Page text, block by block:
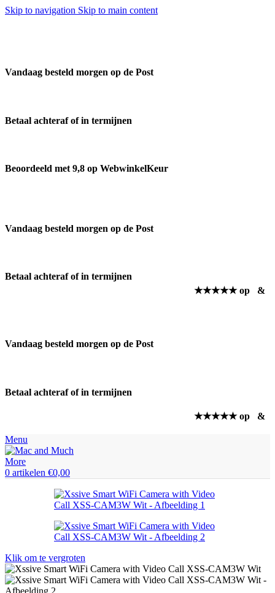
Skip to navigation Skip to main content
Vandaag besteld morgen op de Post
Betaal achteraf of in termijnen
Beoordeeld met 9,8 op WebwinkelKeur
Vandaag besteld morgen op de Post
Betaal achteraf of in termijnen
★★★★★ op
&
Vandaag besteld morgen op de Post
Betaal achteraf of in termijnen
★★★★★ op &
Menu
0 artikelen €0,00
Klik om te vergroten